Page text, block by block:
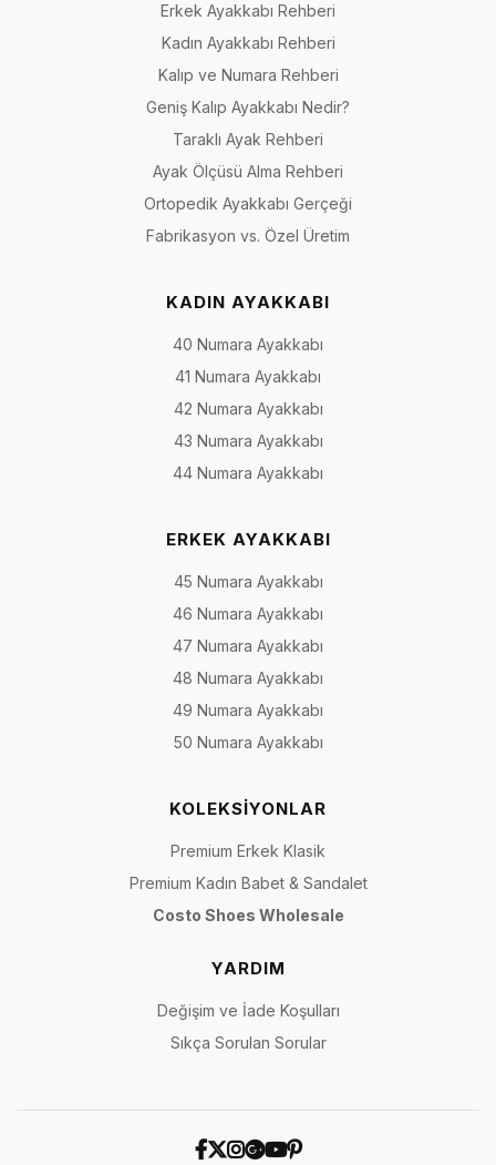
Erkek Ayakkabı Rehberi
Kadın Ayakkabı Rehberi
Kalıp ve Numara Rehberi
Geniş Kalıp Ayakkabı Nedir?
Taraklı Ayak Rehberi
Ayak Ölçüsü Alma Rehberi
Ortopedik Ayakkabı Gerçeği
Fabrikasyon vs. Özel Üretim
KADIN AYAKKABI
40 Numara Ayakkabı
41 Numara Ayakkabı
42 Numara Ayakkabı
43 Numara Ayakkabı
44 Numara Ayakkabı
ERKEK AYAKKABI
45 Numara Ayakkabı
46 Numara Ayakkabı
47 Numara Ayakkabı
48 Numara Ayakkabı
49 Numara Ayakkabı
50 Numara Ayakkabı
KOLEKSİYONLAR
Premium Erkek Klasik
Premium Kadın Babet & Sandalet
Costo Shoes Wholesale
YARDIM
Değişim ve İade Koşulları
Sıkça Sorulan Sorular